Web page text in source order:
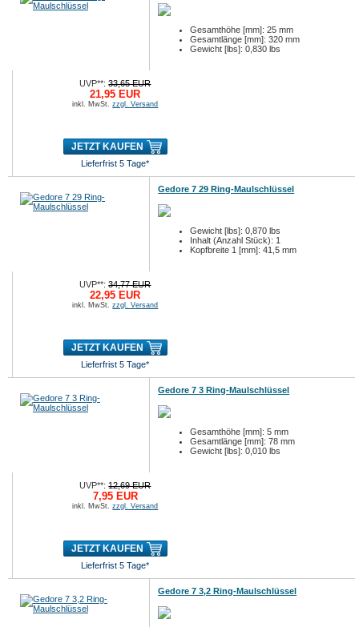
Gesamthöhe [mm]: 25 mm
Gesamtlänge [mm]: 320 mm
Gewicht [lbs]: 0,830 lbs
UVP**:33,65 EUR
21,95 EUR
inkl. MwSt.zzgl. Versand
JETZT KAUFEN
Lieferfrist 5 Tage*
Gedore 7 29 Ring-Maulschlüssel
Gewicht [lbs]: 0,870 lbs
Inhalt (Anzahl Stück): 1
Kopfbreite 1 [mm]: 41,5 mm
UVP**:34,77 EUR
22,95 EUR
inkl. MwSt.zzgl. Versand
JETZT KAUFEN
Lieferfrist 5 Tage*
Gedore 7 3 Ring-Maulschlüssel
Gesamthöhe [mm]: 5 mm
Gesamtlänge [mm]: 78 mm
Gewicht [lbs]: 0,010 lbs
UVP**:12,69 EUR
7,95 EUR
inkl. MwSt.zzgl. Versand
JETZT KAUFEN
Lieferfrist 5 Tage*
Gedore 7 3,2 Ring-Maulschlüssel